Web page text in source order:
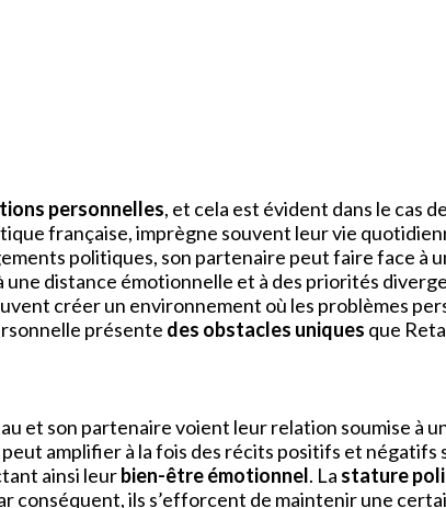
personnelles, et cela est évident dans le cas
française, imprègne souvent leur vie
politiques, son partenaire peut faire face à
distance émotionnelle et à des priorités
créer un environnement où les problèmes
présente des obstacles uniques que
et son partenaire voient leur relation soumise à
peut amplifier à la fois des récits positifs et
ainsi leurbien-être émotionnel. La stature
conséquent, ils s’efforcent de maintenir une